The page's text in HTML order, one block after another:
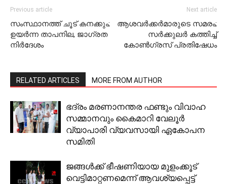
Previous article
സംസ്ഥാനത്ത് ചൂട് കനക്കും;
ഉയര്‍ന്ന താപനില, ജാഗ്രത
നിര്‍ദേശം
Next article
ആശവര്‍ക്കര്‍മാരുടെ സമരം;
സര്‍ക്കുലര്‍ കത്തിച്ച്
കോണ്‍ഗ്രസ് പ്രതിഷേധം
RELATED ARTICLES MORE FROM AUTHOR
ഭദ്രം മരണാനന്തര ഫണ്ടും വിവാഹ
സമ്മാനവും കൈമാറി വേലൂര്‍
വ്യാപാരി വ്യവസായി ഏകോപന
സമിതി
ജങ്ങള്‍ക്ക് ഭീഷണിയായ മുളംക്കൂട്
വെട്ടിമാറ്റണമെന്ന് ആവശ്യപ്പെട്ട്